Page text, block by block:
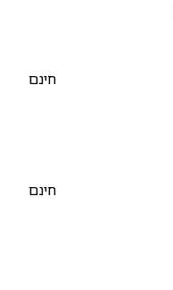
חינם
חינם